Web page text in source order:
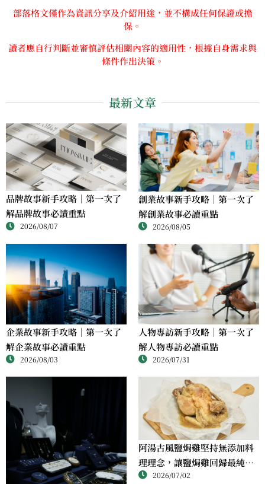
部落格文僅作為資訊分享及介紹用途，並不構成任何保證或擔
保。
讀者應自行判斷並審慎評估相關內容的適用性，根據自身需求與
條件作出決策。
最新文章
品牌故事新手攻略｜第一次了
解品牌故事必讀重點
2026/08/07
創業故事新手攻略｜第一次了
解創業故事必讀重點
2026/08/05
企業故事新手攻略｜第一次了
解企業故事必讀重點
2026/08/03
人物專訪新手攻略｜第一次了
解人物專訪必讀重點
2026/07/31
阿湯古風鹽焗雞堅持無添加料
理理念，讓鹽焗雞回歸最純粹
的風味2026/07/02